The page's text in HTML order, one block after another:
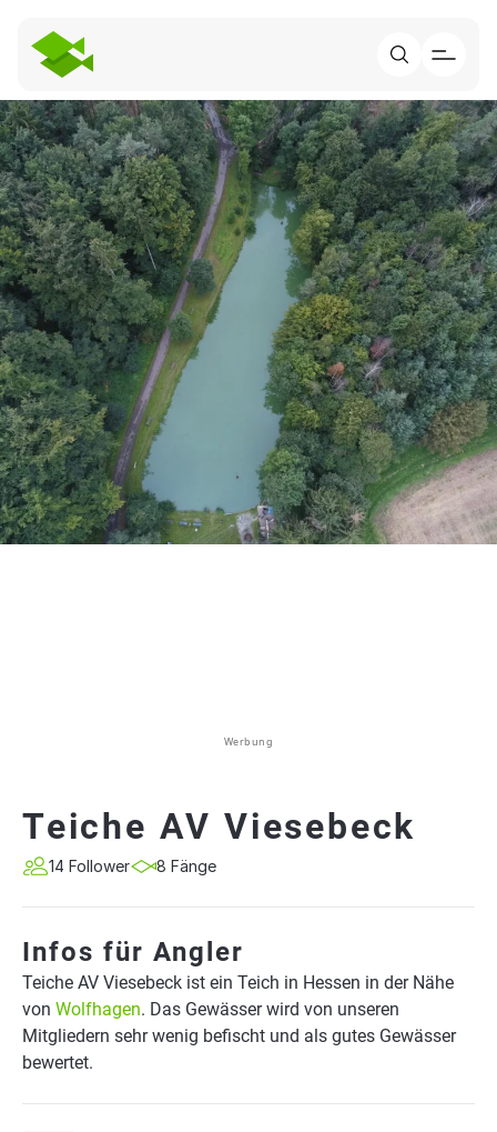
Werbung
Teiche AV Viesebeck
14 Follower 8 Fänge
Infos für Angler
Teiche AV Viesebeck ist ein Teich in Hessen in der Nähe
von Wolfhagen. Das Gewässer wird von unseren
Mitgliedern sehr wenig befischt und als gutes Gewässer
bewertet.